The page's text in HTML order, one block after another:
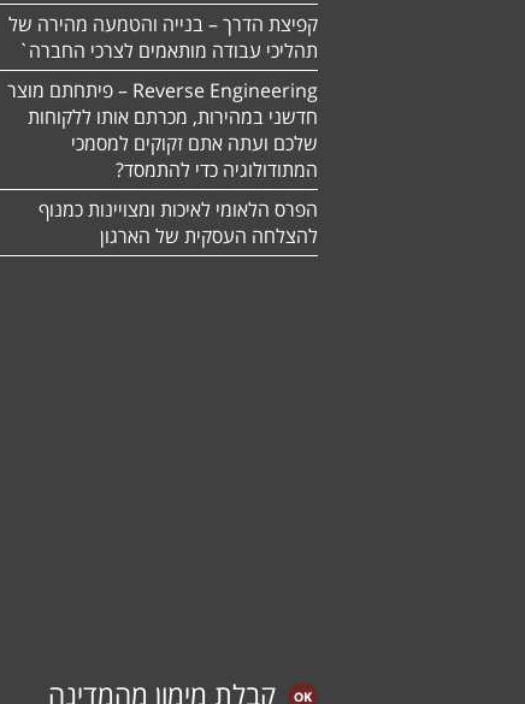
קפיצת הדרך – בנייה והטמעה מהירה של
תהליכי עבודה מותאמים לצרכי החברה`
Reverse Engineering – פיתחתם מוצר
חדשני במהירות, מכרתם אותו ללקוחות
שלכם ועתה אתם זקוקים למסמכי
המתודולוגיה כדי להתמסד?
הפרס הלאומי לאיכות ומצויינות כמנוף
להצלחה העסקית של הארגון
קבלת מימון מהמדינה